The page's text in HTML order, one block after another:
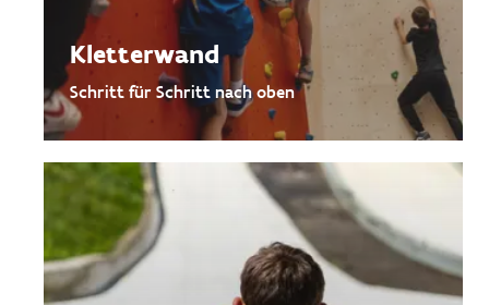
Kletterwand
Schritt für Schritt nach oben